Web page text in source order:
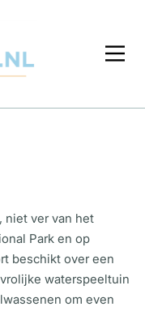
niet ver van het
Park en op
beschikt over een
waterspeeltuin
om even